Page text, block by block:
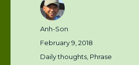
Author
Anh-Son
Posted
on
February 9, 2018
Categories
Daily thoughts Phrase